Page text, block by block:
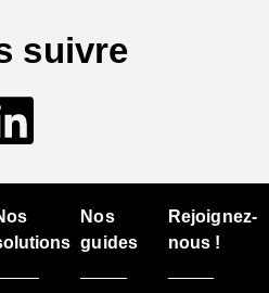
suivre
Nos
guides
Rejoignez-
nous !